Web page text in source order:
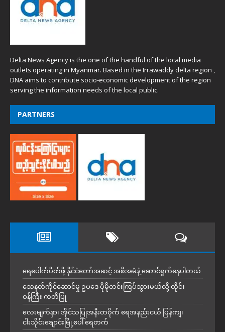
Delta News Agency is the one of the handful of the local media
outlets operating in Myanmar. Based in the Irrawaddy delta region ,
DNA aims to contribute socio-economic development of the region
serving the information needs of the local public.
PARTNERS
ရေပေါက်ပိတ်ဖို့ နိုင်ငံတော်အဆင့် အစီအမံနဲ့ ဆောင်ရွက်နေပါတယ်
သေနတ်ကိုင်ဆောင်မှု ဥပဒေ ပိုမိုတင်းကြပ်သွားမယ်လို့ ထိုင်း
ဝန်ကြီး ကတိပြု
လေးမျက်နှာ၊ အိုင်သပြုအနီးတဝိုက် ရေအနည်းငယ် ပြန်ကျ၊
ငါးသိုင်းချောင်းမြို့ပေါ် ရေတက်